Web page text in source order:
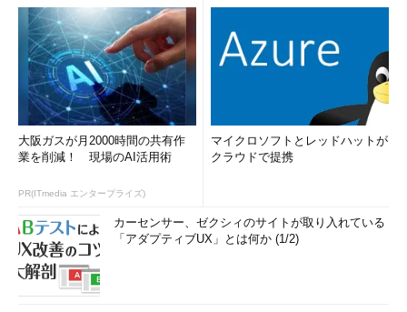
大阪ガスが月2000時間の共有作
業を削減！ 現場のAI活用術
PR(ITmedia エンタープライズ)
マイクロソフトとレッドハットが
クラウドで提携
カーセンサー、ゼクシィのサイトが取り入れている
「アダプティブUX」とは何か (1/2)